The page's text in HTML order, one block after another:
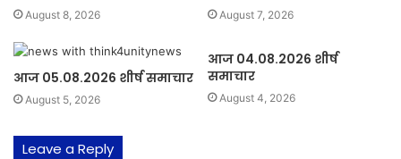
August 8, 2026 August 7, 2026
आज 05.08.2026 शीर्ष समाचार
August 5, 2026
आज 04.08.2026 शीर्ष
समाचार
August 4, 2026
Leave a Reply